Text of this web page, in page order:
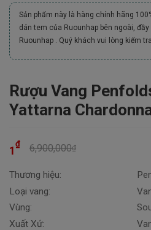
Sản phẩm này là hàng chính hãng
dán tem của Ruounhap bên ngoài,
Ruounhap . Quý khách vui lòng kiểm
Rượu Vang
Yattarna
6,900,000₫
1
₫
Thương hiệu:
Loại vang:
Vùng:
Xuất Xứ: